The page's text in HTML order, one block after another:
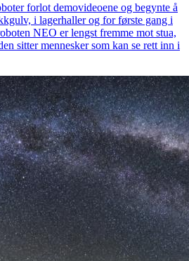
forlot demovideoene og begynte å
i lagerhaller og for første gang i
NEO er lengst fremme mot stua,
sitter mennesker som kan se rett inn i